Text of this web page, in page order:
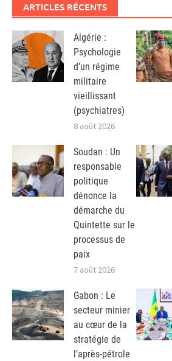
ARTICLES RÉCENTS
Algérie :
Psychologie
d’un régime
militaire
vieillissant
(psychiatres)
8 août 2026
Soudan : Un
responsable
politique
dénonce la
démarche du
Quintette sur le
processus de
paix
7 août 2026
Gabon : Le
secteur minier
au cœur de la
stratégie de
l’après-pétrole